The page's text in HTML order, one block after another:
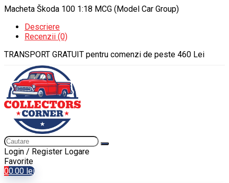
Macheta Škoda 100 1:18 MCG (Model Car Group)
Descriere
Recenzii (0)
TRANSPORT GRATUIT pentru comenzi de peste 460 Lei
Login / Register Logare
Favorite
00.00 lei